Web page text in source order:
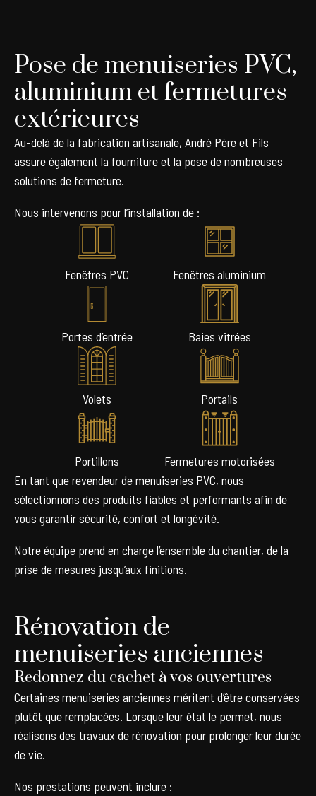
Pose de menuiseries PVC,
aluminium et fermetures
extérieures
Au-delà de la fabrication artisanale, André Père et Fils
assure également la fourniture et la pose de nombreuses
solutions de fermeture.
Nous intervenons pour l’installation de :
Fenêtres PVC Fenêtres aluminium
Portes d’entrée Baies vitrées
Volets Portails
Portillons
Fermetures motorisées
En tant que revendeur de menuiseries PVC, nous
sélectionnons des produits fiables et performants afin de
vous garantir sécurité, confort et longévité.
Notre équipe prend en charge l’ensemble du chantier, de la
prise de mesures jusqu’aux finitions.
Rénovation de
menuiseries anciennes
Redonnez du cachet à vos ouvertures
Certaines menuiseries anciennes méritent d’être conservées
plutôt que remplacées. Lorsque leur état le permet, nous
réalisons des travaux de rénovation pour prolonger leur durée
de vie.
Nos prestations peuvent inclure :